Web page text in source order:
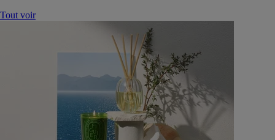
Tout voir